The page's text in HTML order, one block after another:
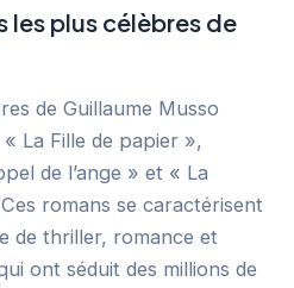
les plus célèbres de
de Guillaume Musso
La Fille de papier »,
de l’ange » et « La
romans se caractérisent
de thriller, romance et
ont séduit des millions de